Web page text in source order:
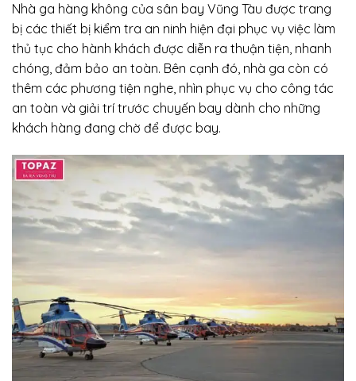
Nhà ga hàng không của sân bay Vũng Tàu được trang
bị các thiết bị kiểm tra an ninh hiện đại phục vụ việc làm
thủ tục cho hành khách được diễn ra thuận tiện, nhanh
chóng, đảm bảo an toàn. Bên cạnh đó, nhà ga còn có
thêm các phương tiện nghe, nhìn phục vụ cho công tác
an toàn và giải trí trước chuyến bay dành cho những
khách hàng đang chờ để được bay.